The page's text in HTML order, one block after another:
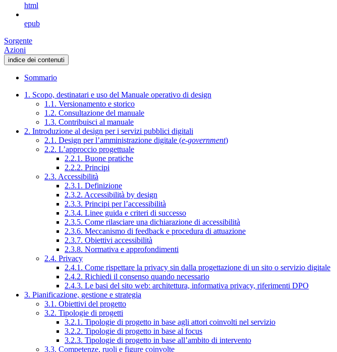
html
epub
Sorgente
Azioni
indice dei contenuti
Sommario
1. Scopo, destinatari e uso del Manuale operativo di design
1.1. Versionamento e storico
1.2. Consultazione del manuale
1.3. Contribuisci al manuale
2. Introduzione al design per i servizi pubblici digitali
2.1. Design per l’amministrazione digitale (e-government)
2.2. L’approccio progettuale
2.2.1. Buone pratiche
2.2.2. Principi
2.3. Accessibilità
2.3.1. Definizione
2.3.2. Accessibilità by design
2.3.3. Principi per l’accessibilità
2.3.4. Linee guida e criteri di successo
2.3.5. Come rilasciare una dichiarazione di accessibilità
2.3.6. Meccanismo di feedback e procedura di attuazione
2.3.7. Obiettivi accessibilità
2.3.8. Normativa e approfondimenti
2.4. Privacy
2.4.1. Come rispettare la privacy sin dalla progettazione di un sito o servizio digitale
2.4.2. Richiedi il consenso quando necessario
2.4.3. Le basi del sito web: architettura, informativa privacy, riferimenti DPO
3. Pianificazione, gestione e strategia
3.1. Obiettivi del progetto
3.2. Tipologie di progetti
3.2.1. Tipologie di progetto in base agli attori coinvolti nel servizio
3.2.2. Tipologie di progetto in base al focus
3.2.3. Tipologie di progetto in base all’ambito di intervento
3.3. Competenze, ruoli e figure coinvolte